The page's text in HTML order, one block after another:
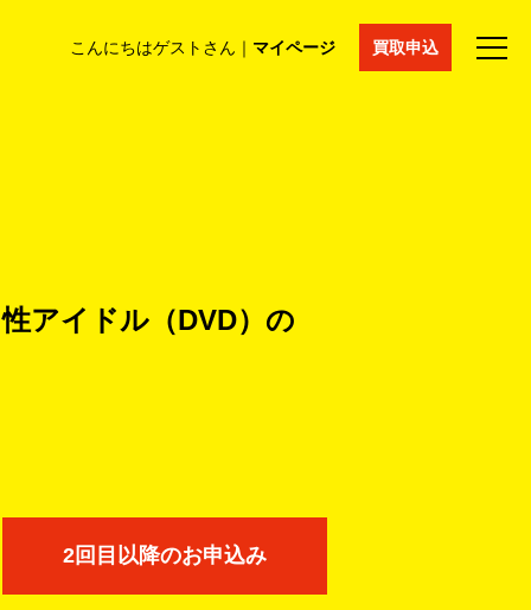
こんにちはゲストさん｜ マイページ 買取申込
コラム マイページ 採用情報 通販サイト
アイドル（DVD）の
2回目以降のお申込み